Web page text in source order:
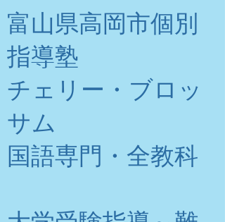
富山県高岡市個別
指導塾
チェリー・ブロッ
サム
​国語専門・全教科